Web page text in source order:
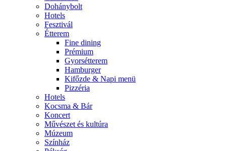
Dohánybolt
Hotels
Fesztivál
Étterem
Fine dining
Prémium
Gyorsétterem
Hamburger
Kifőzde & Napi menü
Pizzéria
Hotels
Kocsma & Bár
Koncert
Művészet és kultúra
Múzeum
Színház